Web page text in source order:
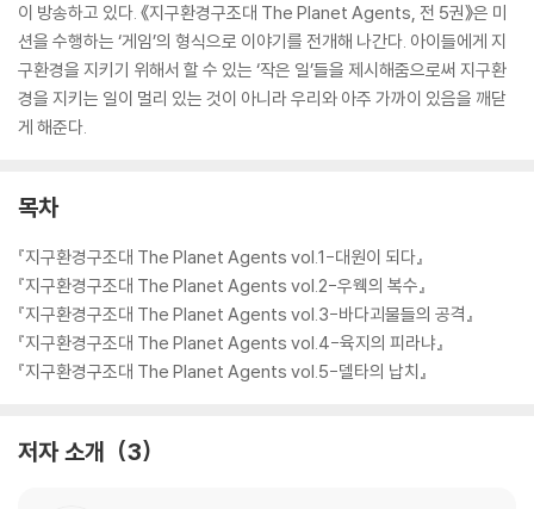
이 방송하고 있다. 《지구환경구조대 The Planet Agents, 전 5권》은 미
션을 수행하는 ‘게임’의 형식으로 이야기를 전개해 나간다. 아이들에게 지
구환경을 지키기 위해서 할 수 있는 ‘작은 일’들을 제시해줌으로써 지구환
경을 지키는 일이 멀리 있는 것이 아니라 우리와 아주 가까이 있음을 깨닫
게 해준다.
목차
『지구환경구조대 The Planet Agents vol.1-대원이 되다』
『지구환경구조대 The Planet Agents vol.2-우웩의 복수』
『지구환경구조대 The Planet Agents vol.3-바다괴물들의 공격』
『지구환경구조대 The Planet Agents vol.4-육지의 피라냐』
『지구환경구조대 The Planet Agents vol.5-델타의 납치』
저자 소개 3